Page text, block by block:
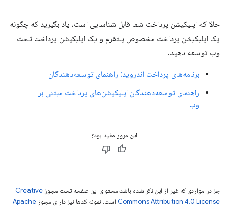
حالا که اپلیکیشن پرداخت شما قابل شناسایی است، یاد بگیرید که چگونه
یک اپلیکیشن پرداخت مخصوص پلتفرم و یک اپلیکیشن پرداخت تحت
وب توسعه دهید.
برنامه‌های پرداخت اندروید: راهنمای توسعه‌دهندگان
راهنمای توسعه‌دهندگان اپلیکیشن‌های پرداخت مبتنی بر
وب
این مرور مفید بود؟
جز در مواردی که غیر از این ذکر شده باشد،‌محتوای این صفحه تحت مجوز Creative
Commons Attribution 4.0 License است. نمونه کدها نیز دارای مجوز Apache